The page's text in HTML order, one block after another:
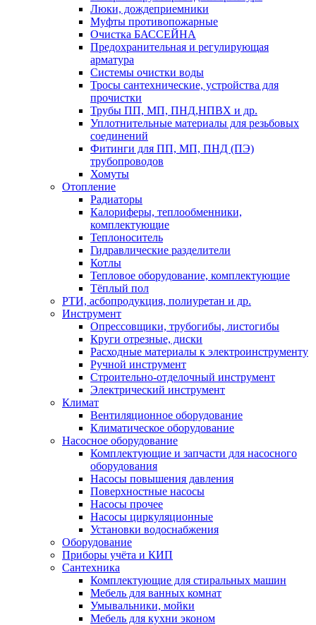
Люки, дождеприемники
Муфты противопожарные
Очистка БАССЕЙНА
Предохранительная и регулирующая
арматура
Системы очистки воды
Тросы сантехнические, устройства для
прочистки
Трубы ПП, МП, ПНД,НПВХ и др.
Уплотнительные материалы для резьбовых
соединений
Фитинги для ПП, МП, ПНД (ПЭ)
трубопроводов
Хомуты
Отопление
Радиаторы
Калориферы, теплообменники,
комплектующие
Теплоноситель
Гидравлические разделители
Котлы
Тепловое оборудование, комплектующие
Тёплый пол
РТИ, асбопродукция, полиуретан и др.
Инструмент
Опрессовщики, трубогибы, листогибы
Круги отрезные, диски
Расходные материалы к электроинструменту
Ручной инструмент
Строительно-отделочный инструмент
Электрический инструмент
Климат
Вентиляционное оборудование
Климатическое оборудование
Насосное оборудование
Комплектующие и запчасти для насосного
оборудования
Насосы повышения давления
Поверхностные насосы
Насосы прочее
Насосы циркуляционные
Установки водоснабжения
Оборудование
Приборы учёта и КИП
Сантехника
Комплектующие для стиральных машин
Мебель для ванных комнат
Умывальники, мойки
Мебель для кухни эконом